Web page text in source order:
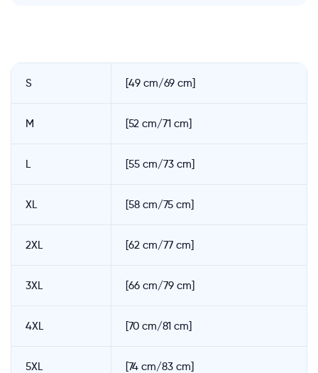
S [49 cm/69 cm]
M [52 cm/71 cm]
L [55 cm/73 cm]
XL [58 cm/75 cm]
2XL [62 cm/77 cm]
3XL [66 cm/79 cm]
4XL [70 cm/81 cm]
5XL [74 cm/83 cm]